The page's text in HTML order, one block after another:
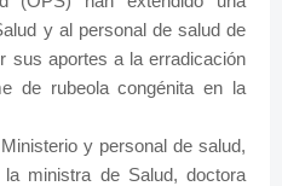
y al personal de salud de
sus aportes a la erradicación
de rubeola congénita en la
y personal de salud,
ministra de Salud, doctora